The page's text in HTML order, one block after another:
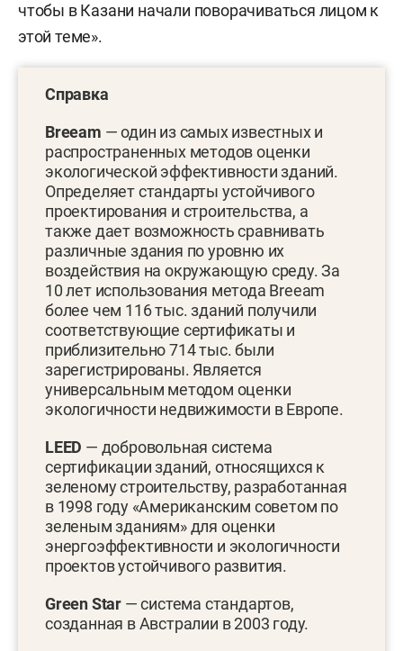
чтобы в Казани начали поворачиваться лицом к
этой теме».
Справка
Breeam — один из самых известных и
распространенных методов оценки
экологической эффективности зданий.
Определяет стандарты устойчивого
проектирования и строительства, а
также дает возможность сравнивать
различные здания по уровню их
воздействия на окружающую среду. За
10 лет использования метода Breeam
более чем 116 тыс. зданий получили
соответствующие сертификаты и
приблизительно 714 тыс. были
зарегистрированы. Является
универсальным методом оценки
экологичности недвижимости в Европе.
LEED — добровольная система
сертификации зданий, относящихся к
зеленому строительству, разработанная
в 1998 году «Американским советом по
зеленым зданиям» для оценки
энергоэффективности и экологичности
проектов устойчивого развития.
GreenStar — система стандартов,
созданная в Австралии в 2003 году.